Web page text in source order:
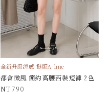
全新升級涼感 挺版A-line
都會微風 簡約高腰西裝短褲 2色
790